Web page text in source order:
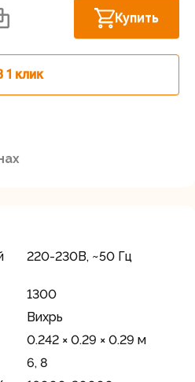
Купить
1 клик
18А
несколько
штук
220-230В, ~50 Гц
1300
Вихрь
0.242 × 0.29 × 0.29 м
6, 8